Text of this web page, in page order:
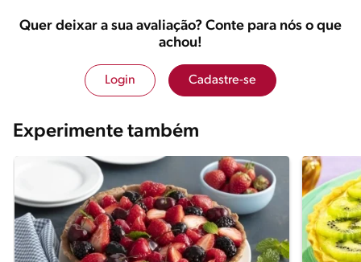
Quer deixar a sua avaliação? Conte para nós o que
achou!
Login Cadastre-se
Experimente também